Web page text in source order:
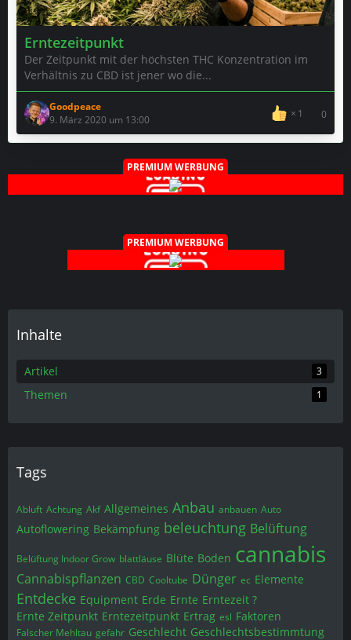
Erntezeitpunkt
Der Zeitpunkt mit der höchsten THC Konzentration im
Verhältnis zu CBD ist jener wo die...
Goodpeace
9. März 2020 um 13:00
1 0
PREMIUM WERBUNG
PREMIUM WERBUNG
Inhalte
Artikel 3
Themen 1
Tags
Abluft Achtung Akf Allgemeines Anbau anbauen Auto
Autoflowering Bekämpfung beleuchtung Belüftung
Belüftung Indoor Grow blattläuse Blüte Boden cannabis
Cannabispflanzen CBD Cooltube Dünger ec Elemente
Entdecke Equipment Erde Ernte Erntezeit ?
Ernte Zeitpunkt Erntezeitpunkt Ertrag esl Faktoren
Falscher Mehltau gefahr Geschlecht Geschlechtsbestimmtung